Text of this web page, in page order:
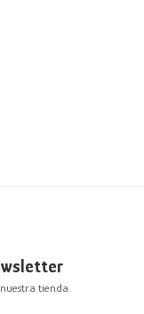
nuestra tienda.